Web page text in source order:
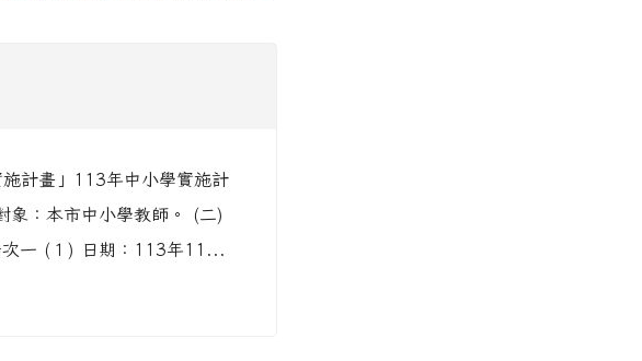
計畫」113年中小學實施計
象：本市中小學教師。 (二)
次一 (１) 日期：113年11...